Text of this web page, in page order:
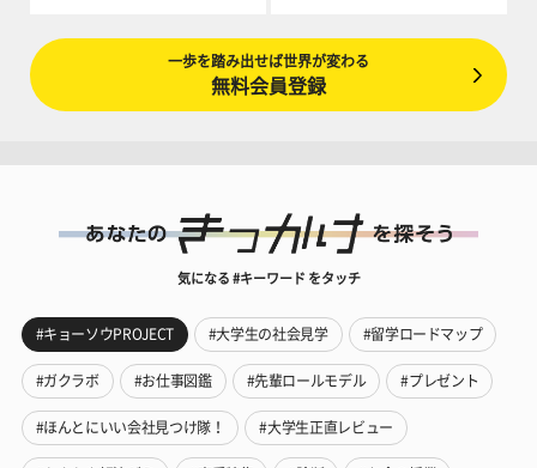
一歩を踏み出せば世界が変わる
無料会員登録
気になる #キーワード をタッチ
#キョーソウPROJECT #大学生の社会見学 #留学ロードマップ
#ガクラボ #お仕事図鑑 #先輩ロールモデル #プレゼント
#ほんとにいい会社見つけ隊！ #大学生正直レビュー